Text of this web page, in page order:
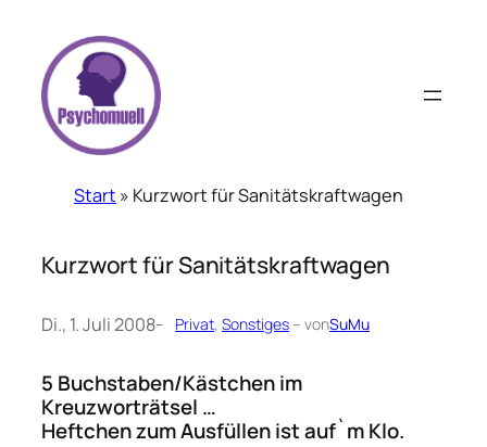
springen
Start » Kurzwort für Sanitätskraftwagen
Kurzwort für Sanitätskraftwagen
Di., 1. Juli 2008– Privat, Sonstiges – vonSuMu
5 Buchstaben/Kästchen im
Kreuzworträtsel …
Heftchen zum Ausfüllen ist auf`m Klo.